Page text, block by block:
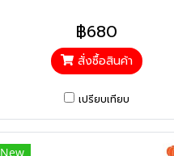
฿680
สั่งซื้อสินค้า
เปรียบเทียบ
New